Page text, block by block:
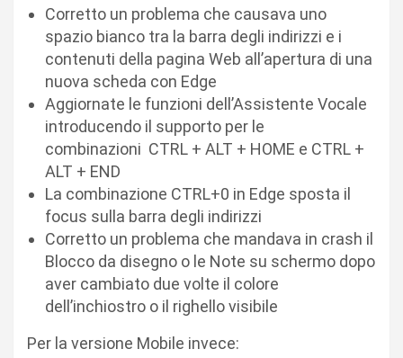
Corretto un problema che causava uno
spazio bianco tra la barra degli indirizzi e i
contenuti della pagina Web all’apertura di una
nuova scheda con Edge
Aggiornate le funzioni dell’Assistente Vocale
introducendo il supporto per le
combinazioni CTRL + ALT + HOME e CTRL +
ALT + END
La combinazione CTRL+0 in Edge sposta il
focus sulla barra degli indirizzi
Corretto un problema che mandava in crash il
Blocco da disegno o le Note su schermo dopo
aver cambiato due volte il colore
dell’inchiostro o il righello visibile
Per la versione Mobile invece: